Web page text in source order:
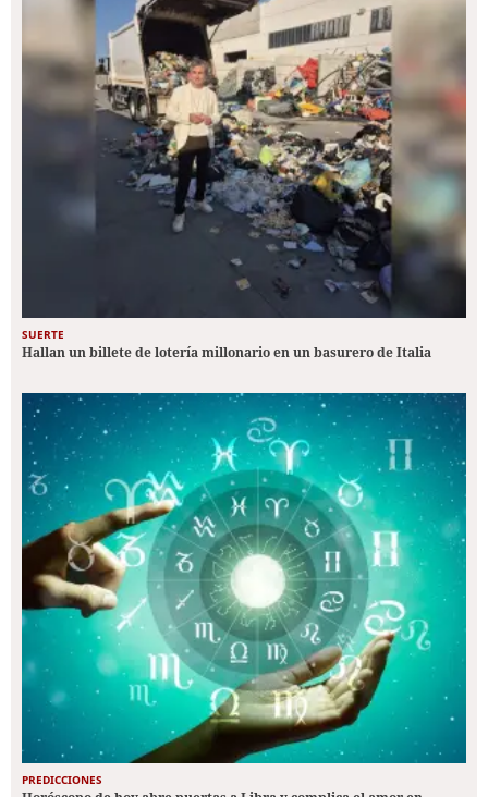
SUERTE
Hallan un billete de lotería millonario en un basurero de Italia
PREDICCIONES